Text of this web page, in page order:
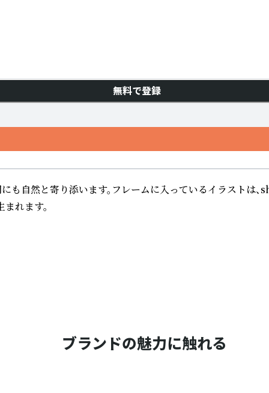
無料で登録
自然と寄り添います。フレームに入っているイラス
れます。
ブランドの魅力に触れる